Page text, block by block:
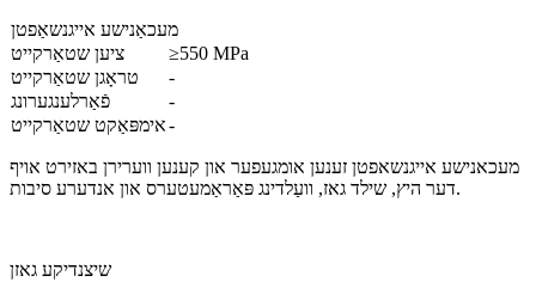
מעכאַנישע אייגנשאַפטן
ציען שטאַרקייט
≥550 MPa
טראָגן שטאַרקייט
-
פֿאַרלענגערונג
-
אימפּאַקט שטאַרקייט-
מעכאנישע אייגנשאפטן זענען אומגעפער און קענען ווערירן באזירט אויף
דער היץ, שילד גאז, וועַלדינג פּאַראַמעטערס און אנדערע סיבות.
שיצנדיקע גאזן